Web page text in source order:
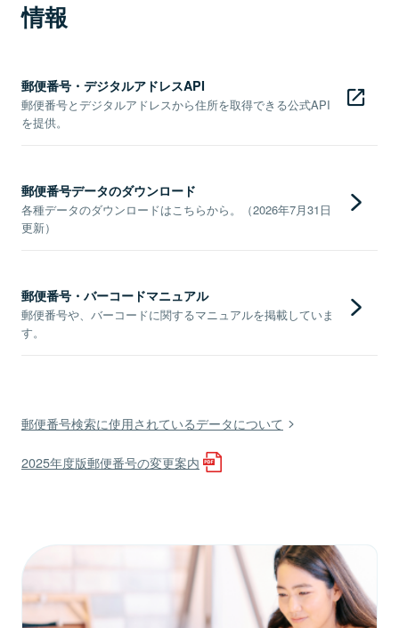
情報
郵便番号・デジタルアドレスAPI
郵便番号とデジタルアドレスから住所を取得できる公式API
を提供。
郵便番号データのダウンロード
各種データのダウンロードはこちらから。（2026年7月31日
更新）
郵便番号・バーコードマニュアル
郵便番号や、バーコードに関するマニュアルを掲載していま
す。
郵便番号検索に使用されているデータについて
2025年度版郵便番号の変更案内